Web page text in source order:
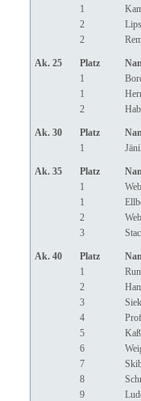
1
2
2
Ak. 25 Platz
1
1
2
Ak. 30 Platz
1
Ak. 35 Platz
1
1
2
3
Ak. 40 Platz
1
2
3
4
5
6
7
8
9